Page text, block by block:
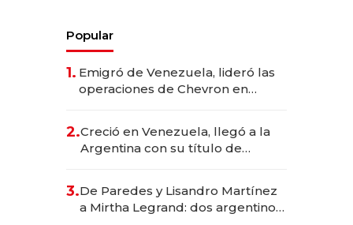
Popular
1. Emigró de Venezuela, lideró las
operaciones de Chevron en
2.Creció en Venezuela, llegó a la
Argentina con su título de
las marcas "fast premium"
3.De Paredes y Lisandro Martínez
a Mirtha Legrand: dos argentinos